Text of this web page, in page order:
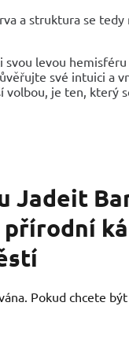
a struktura se
levou
své intuici a
je ten, který
Jadeit
Pokud chcete